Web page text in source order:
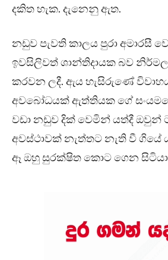
දකිත හැක. දැනෙනු ඇත.
නඩුව පැවති කාලය පුරා අමාරසී
ඉවසිලිවත් ශාන්තිදායක බව
කරවන ලදී. ඇය හැසිරුණේ
අවබෝධයක් ඇත්තියක ගේ
වඩා නඩුව දික් වෙමින් යත්දී ඔවුන්
අවස්ථාවක් නැත්තට නැති වී ගියේ
ඈ ඔහු සුරක්ෂිත කොට ගෙන සිටියා